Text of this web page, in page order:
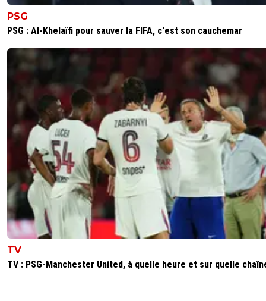
PSG
PSG : Al-Khelaïfi pour sauver la FIFA, c'est son cauchemar
TV
TV : PSG-Manchester United, à quelle heure et sur quelle